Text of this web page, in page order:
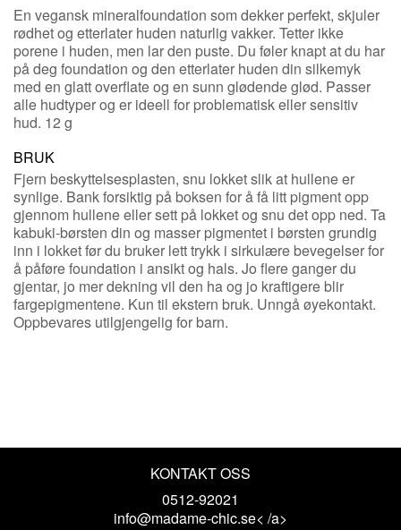
En vegansk mineralfoundation som dekker perfekt, skjuler
rødhet og etterlater huden naturlig vakker. Tetter ikke
porene i huden, men lar den puste. Du føler knapt at du har
på deg foundation og den etterlater huden din silkemyk
med en glatt overflate og en sunn glødende glød. Passer
alle hudtyper og er ideell for problematisk eller sensitiv
hud. 12 g
BRUK
Fjern beskyttelsesplasten, snu lokket slik at hullene er
synlige. Bank forsiktig på boksen for å få litt pigment opp
gjennom hullene eller sett på lokket og snu det opp ned. Ta
kabuki-børsten din og masser pigmentet i børsten grundig
inn i lokket før du bruker lett trykk i sirkulære bevegelser for
å påføre foundation i ansikt og hals. Jo flere ganger du
gjentar, jo mer dekning vil den ha og jo kraftigere blir
fargepigmentene. Kun til ekstern bruk. Unngå øyekontakt.
Oppbevares utilgjengelig for barn.
KONTAKT OSS
0512-92021
info@madame-chic.se< /a>